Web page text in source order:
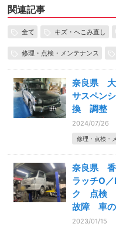
関連記事
全て キズ・へこみ直し
修理・点検・メンテナンス
奈良県
サスペン
換 調整
2024/07/26
修理・点検・
奈良県
ラッチO
ク 点検
故障 車
2023/01/15